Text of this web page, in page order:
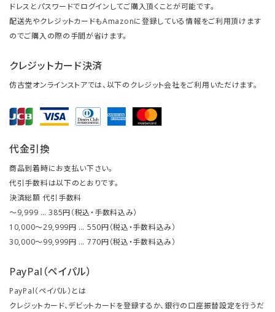
ドレスとパスワードでログインしてご購入頂くことが可能です。
配送先やクレジットカードもAmazonに登録している情報をご利用頂けます
のでご購入の際の手間が省けます。
クレジットカード決済
仿古堂オンラインストアでは、以下のクレジット会社をご利用いただけます。
代金引換
商品到着時にお支払い下さい。
代引手数料は以下のとおりです。
決済総額 代引手数料
～9,999 … 385円（税込・手数料込み）
10,000～29,999円 … 550円（税込・手数料込み）
30,000～99,999円 … 770円（税込・手数料込み）
PayPal（ペイパル）
PayPal（ペイパル）とは
クレジットカード、デビットカードを登録するか、銀行の口座振替設定を行うだ